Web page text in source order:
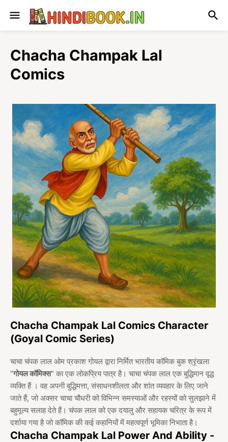
Chacha Champak Lal
Comics
Chacha Champak Lal Comics Character
(Goyal Comic Series)
चाचा चंपक लाल ओम प्रकाश गोयल द्वारा निर्मित भारतीय कॉमिक बुक श्रृंखला
"गोयल कॉमिक्स" का एक लोकप्रिय पात्र है। चाचा चंपक लाल एक बुद्धिमान वृद्ध
व्यक्ति हैं । वह अपनी बुद्धिमत्ता, संसाधनशीलता और शांत व्यवहार के लिए जाने
जाते हैं, जो अक्सर चाचा चौधरी को विभिन्न समस्याओं और रहस्यों को सुलझाने में
बहुमूल्य सलाह देते हैं। चंपक लाल को एक दयालु और सहायक चरित्र के रूप में
दर्शाया गया है जो कॉमिक की कई कहानियों में महत्वपूर्ण भूमिका निभाता है।
Chacha Champak Lal Power And Ability -